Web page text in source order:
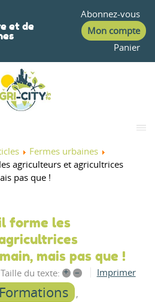
et de
Abonnez-vous
Mon compte
Panier
Fermes urbaines
agriculteurs et agricultrices
pas que !
forme les
mais pas que !
Taille du texte: + – Imprimer
Formations